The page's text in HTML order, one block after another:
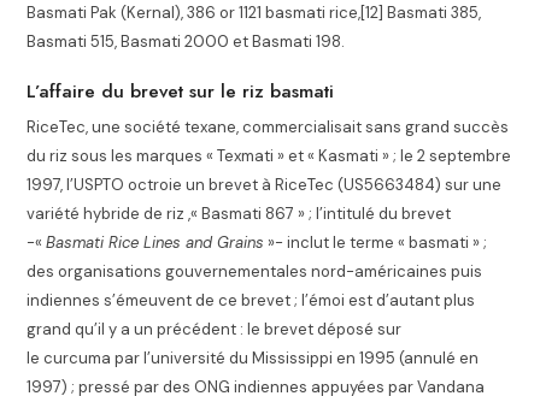
Basmati Pak (Kernal), 386 or 1121 basmati rice,[12] Basmati 385,
Basmati 515, Basmati 2000 et Basmati 198.
L’affaire du brevet sur le riz basmati
RiceTec, une société texane, commercialisait sans grand succès
du riz sous les marques « Texmati » et « Kasmati » ; le 2 septembre
1997, l’USPTO octroie un brevet à RiceTec (US5663484) sur une
variété hybride de riz ,« Basmati 867 » ; l’intitulé du brevet
-«Basmati Rice Lines and Grains »- inclut le terme « basmati » ;
des organisations gouvernementales nord-américaines puis
indiennes s’émeuvent de ce brevet ; l’émoi est d’autant plus
grand qu’il y a un précédent : le brevet déposé sur
le curcuma par l’université du Mississippi en 1995 (annulé en
1997) ; pressé par des ONG indiennes appuyées par Vandana